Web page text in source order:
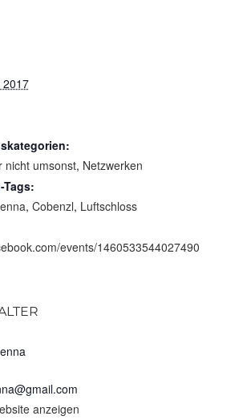
nicht umsonst, Netzwerken
Tags:
, Cobenzl, Luftschloss
events/1460533544027490
anzeigen